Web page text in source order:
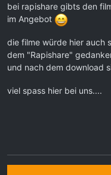
bei rapishare gibts den
im Angebot
die filme würde hier auch
dem "Rapishare"
und nach dem download
viel spass hier bei uns....